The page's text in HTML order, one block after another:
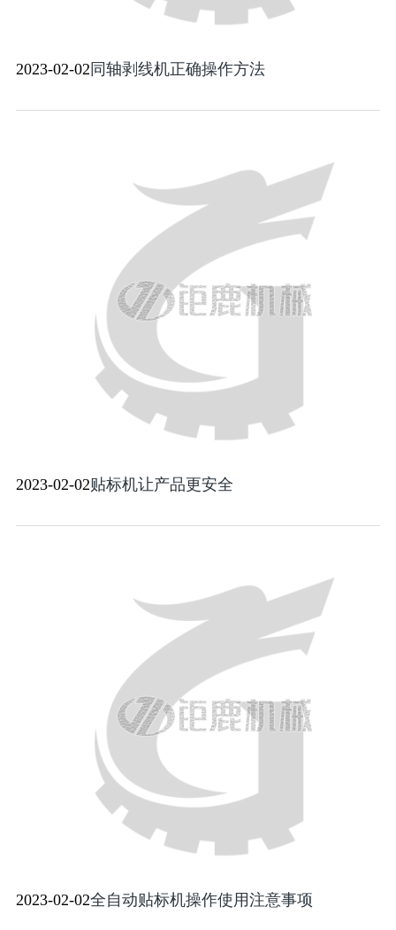
2023-02-02 同轴剥线机正确操作方法
2023-02-02贴标机让产品更安全
2023-02-02全自动贴标机操作使用注意事项